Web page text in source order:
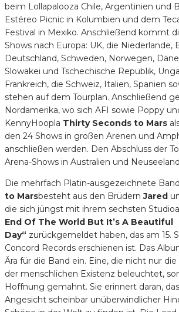
beim Lollapalooza Chile, Argentinien und
Estéreo Picnic in Kolumbien und dem
Festival in Mexiko. Anschließend kommt
Shows nach Europa: UK, die Niederlande,
Deutschland, Schweden, Norwegen,
Slowakei und Tschechische Republik,
Frankreich, die Schweiz, Italien, Spanien
stehen auf dem Tourplan. Anschließend
Nordamerika, wo sich AFI sowie Poppy
KennyHoopla Thirty Seconds to Mars
den 24 Shows in großen Arenen und
anschließen werden. Den Abschluss der
Arena-Shows in Australien und
Die mehrfach Platin-ausgezeichnete Band
to Marsbesteht aus den BrüdernJared
die sich jüngst mit ihrem sechsten
End Of The World But It’s A Beautiful
Day“ zurückgemeldet haben, das am 15.
Concord Records erschienen ist. Das
Ära für die Band ein. Eine, die nicht nur
der menschlichen Existenz beleuchtet,
Hoffnung gemahnt. Sie erinnert daran,
Angesicht scheinbar unüberwindlicher